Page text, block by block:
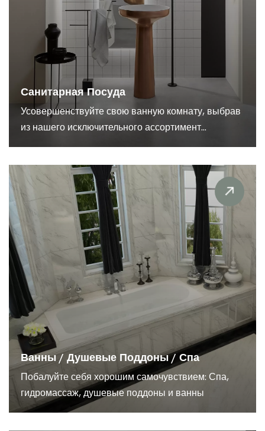
Санитарная Посуда
Усовершенствуйте свою ванную комнату, выбрав
из нашего исключительного ассортимент...
Ванны / Душевые Поддоны / Спа
Побалуйте себя хорошим самочувствием: Спа,
гидромассаж, душевые поддоны и ванны